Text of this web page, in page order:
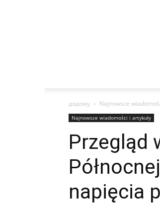
додому Najnowsze
Najnowsze wiadomości i artykuły
Przegląd
napięcia